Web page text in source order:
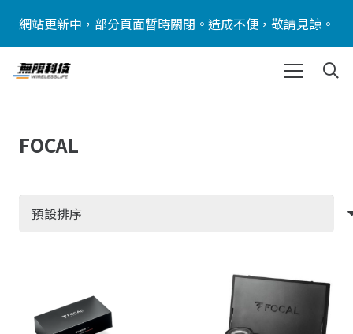
網站更新中，部分頁面暫時關閉。造成不便，敬請見諒。
FOCAL